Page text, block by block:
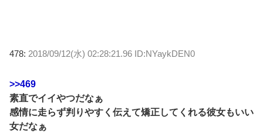
478: 2018/09/12(水) 02:28:21.96 ID:NYaykDEN0
>>469
素直でイイやつだなぁ
感情に走らず判りやすく伝えて矯正してくれる彼女もいい
女だなぁ